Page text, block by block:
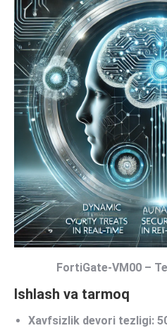
FortiGate-VM00 –
Ishlash va tarmoq
Xavfsizlik devori tezligi: